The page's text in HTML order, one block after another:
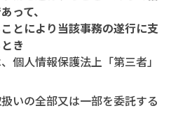
って、
により当該事務の遂行に支
き
個人情報保護法上「第三者」
いの全部又は一部を委託する